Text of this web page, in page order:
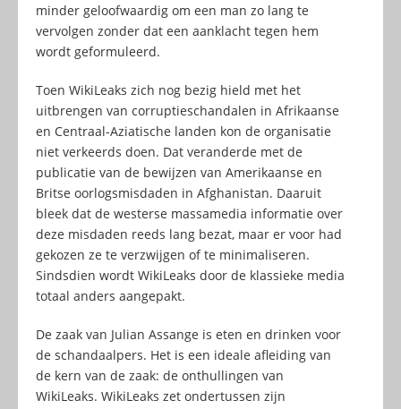
minder geloofwaardig om een man zo lang te
vervolgen zonder dat een aanklacht tegen hem
wordt geformuleerd.
Toen WikiLeaks zich nog bezig hield met het
uitbrengen van corruptieschandalen in Afrikaanse
en Centraal-Aziatische landen kon de organisatie
niet verkeerds doen. Dat veranderde met de
publicatie van de bewijzen van Amerikaanse en
Britse oorlogsmisdaden in Afghanistan. Daaruit
bleek dat de westerse massamedia informatie over
deze misdaden reeds lang bezat, maar er voor had
gekozen ze te verzwijgen of te minimaliseren.
Sindsdien wordt WikiLeaks door de klassieke media
totaal anders aangepakt.
De zaak van Julian Assange is eten en drinken voor
de schandaalpers. Het is een ideale afleiding van
de kern van de zaak: de onthullingen van
WikiLeaks. WikiLeaks zet ondertussen zijn